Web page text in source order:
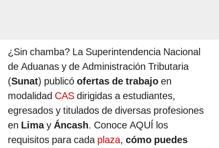
¿Sin chamba? La Superintendencia Nacional
de Aduanas y de Administración Tributaria
(Sunat) publicó ofertas de trabajo en
modalidad CAS dirigidas a estudiantes,
egresados y titulados de diversas profesiones
en Limay Áncash. Conoce AQUÍ los
requisitos para cada plaza, cómo puedes